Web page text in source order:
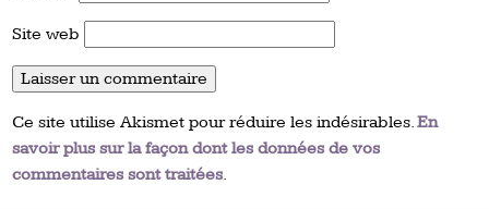
Site web
Ce site utilise Akismet pour réduire les indésirables.En
savoir plus sur la façon dont les données de vos
commentaires sont traitées.